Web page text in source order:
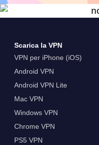
Scarica la VPN
VPN per iPhone (iOS)
Android VPN
Android VPN Lite
Mac VPN
Windows VPN
Chrome VPN
PS5 VPN